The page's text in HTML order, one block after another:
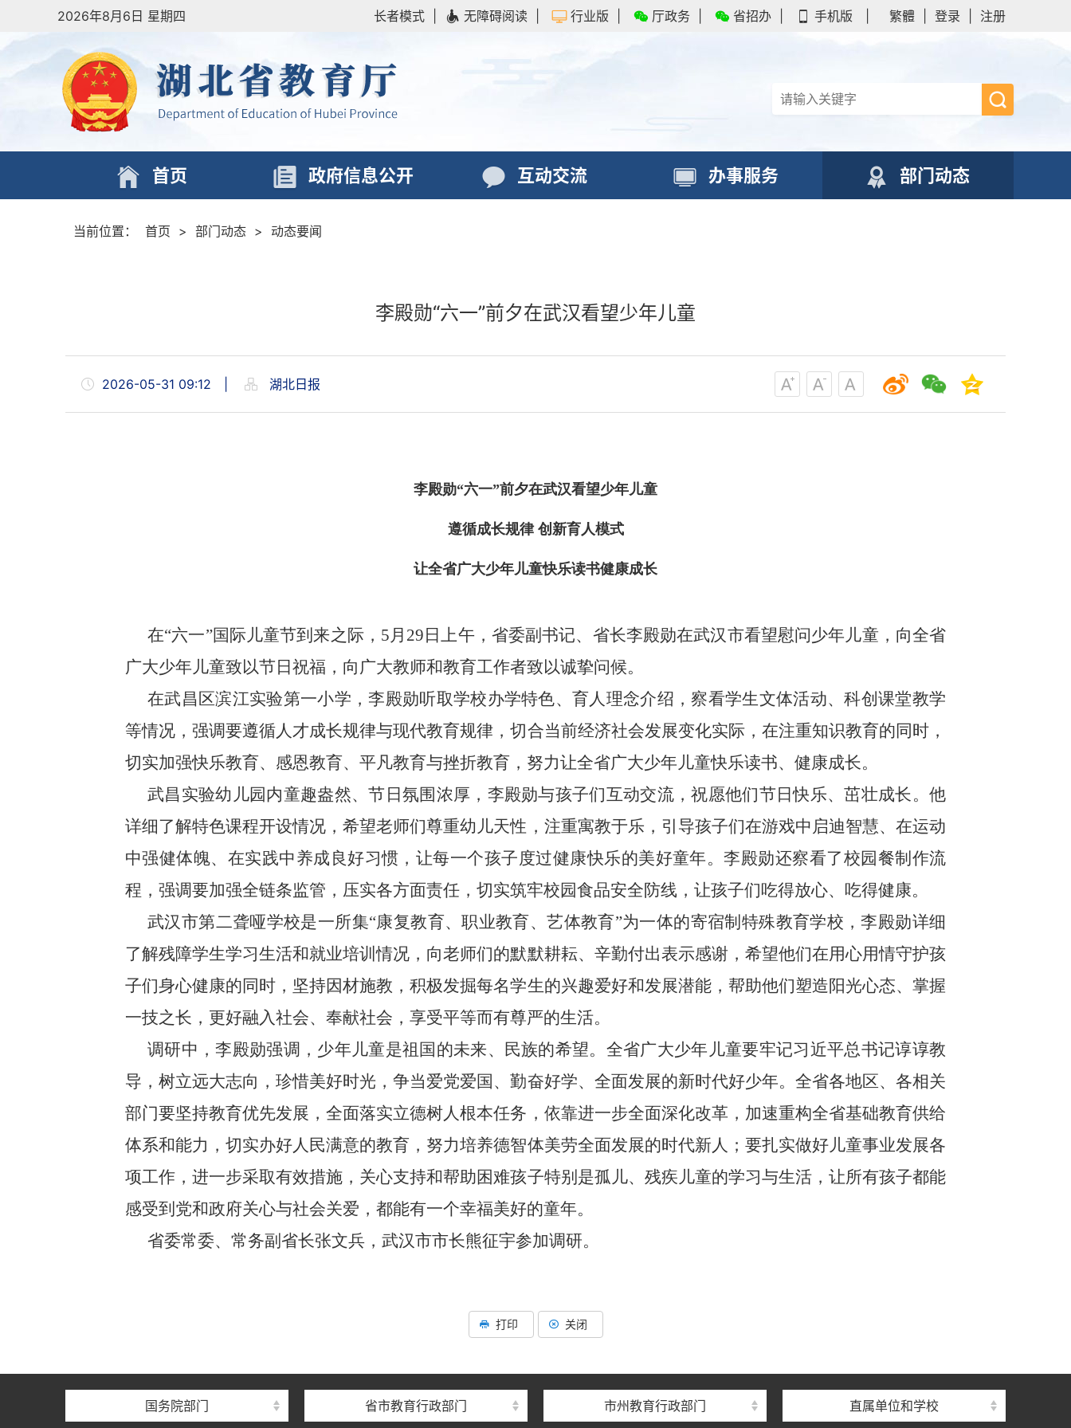
2026年8月6日 星期四 长者模式 无障碍阅读 行业版 厅政务 省招办 手机版 繁體 登录 注册
首页 政府信息公开 互动交流 办事服务 部门动态
当前位置： 首页 > 部门动态 > 动态要闻
李殿勋“六一”前夕在武汉看望少年儿童
2026-05-31 09:12 湖北日报
李殿勋“六一”前夕在武汉看望少年儿童
遵循成长规律 创新育人模式
让全省广大少年儿童快乐读书健康成长
在“六一”国际儿童节到来之际，5月29日上午，省委副书记、省长李殿勋在武汉市看望慰问少年儿童，向全省
广大少年儿童致以节日祝福，向广大教师和教育工作者致以诚挚问候。
在武昌区滨江实验第一小学，李殿勋听取学校办学特色、育人理念介绍，察看学生文体活动、科创课堂教学
等情况，强调要遵循人才成长规律与现代教育规律，切合当前经济社会发展变化实际，在注重知识教育的同时，
切实加强快乐教育、感恩教育、平凡教育与挫折教育，努力让全省广大少年儿童快乐读书、健康成长。
武昌实验幼儿园内童趣盎然、节日氛围浓厚，李殿勋与孩子们互动交流，祝愿他们节日快乐、茁壮成长。他
详细了解特色课程开设情况，希望老师们尊重幼儿天性，注重寓教于乐，引导孩子们在游戏中启迪智慧、在运动
中强健体魄、在实践中养成良好习惯，让每一个孩子度过健康快乐的美好童年。李殿勋还察看了校园餐制作流
程，强调要加强全链条监管，压实各方面责任，切实筑牢校园食品安全防线，让孩子们吃得放心、吃得健康。
武汉市第二聋哑学校是一所集“康复教育、职业教育、艺体教育”为一体的寄宿制特殊教育学校，李殿勋详细
了解残障学生学习生活和就业培训情况，向老师们的默默耕耘、辛勤付出表示感谢，希望他们在用心用情守护孩
子们身心健康的同时，坚持因材施教，积极发掘每名学生的兴趣爱好和发展潜能，帮助他们塑造阳光心态、掌握
一技之长，更好融入社会、奉献社会，享受平等而有尊严的生活。
调研中，李殿勋强调，少年儿童是祖国的未来、民族的希望。全省广大少年儿童要牢记习近平总书记谆谆教
导，树立远大志向，珍惜美好时光，争当爱党爱国、勤奋好学、全面发展的新时代好少年。全省各地区、各相关
部门要坚持教育优先发展，全面落实立德树人根本任务，依靠进一步全面深化改革，加速重构全省基础教育供给
体系和能力，切实办好人民满意的教育，努力培养德智体美劳全面发展的时代新人；要扎实做好儿童事业发展各
项工作，进一步采取有效措施，关心支持和帮助困难孩子特别是孤儿、残疾儿童的学习与生活，让所有孩子都能
感受到党和政府关心与社会关爱，都能有一个幸福美好的童年。
省委常委、常务副省长张文兵，武汉市市长熊征宇参加调研。
打印 关闭
国务院部门 省市教育行政部门 市州教育行政部门 直属单位和学校